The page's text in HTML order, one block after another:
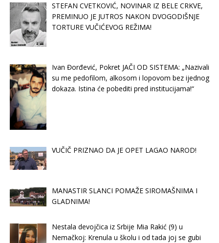
STEFAN CVETKOVIĆ, NOVINAR IZ BELE CRKVE,
PREMINUO JE JUTROS NAKON DVOGODIŠNJE
TORTURE VUČIĆEVOG REŽIMA!
Ivan Đorđević, Pokret JAČI OD SISTEMA: „Nazivali
su me pedofilom, alkosom i lopovom bez ijednog
dokaza. Istina će pobediti pred institucijama!“
VUČIČ PRIZNAO DA JE OPET LAGAO NAROD!
MANASTIR SLANCI POMAŽE SIROMAŠNIMA I
GLADNIMA!
Nestala devojčica iz Srbije Mia Rakić (9) u
Nemačkoj: Krenula u školu i od tada joj se gubi